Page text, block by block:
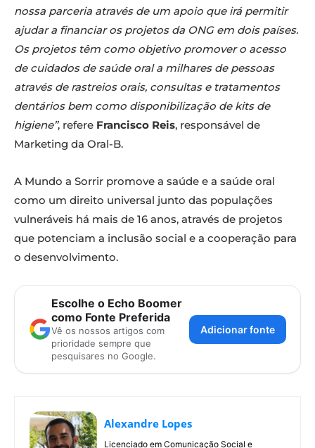
nossa parceria através de um apoio que irá permitir
ajudar a financiar os projetos da ONG em dois países.
Os projetos têm como objetivo promover o acesso
de cuidados de saúde oral a milhares de pessoas
através de rastreios orais, consultas e tratamentos
dentários bem como disponibilização de kits de
higiene”, refere Francisco Reis, responsável de
Marketing da Oral-B.
A Mundo a Sorrir promove a saúde e a saúde oral
como um direito universal junto das populações
vulneráveis há mais de 16 anos, através de projetos
que potenciam a inclusão social e a cooperação para
o desenvolvimento.
Escolhe o Echo Boomer
como Fonte Preferida
Vê os nossos artigos com
prioridade sempre que
pesquisares no Google.
Adicionar fonte
Alexandre Lopes
Licenciado em Comunicação Social e